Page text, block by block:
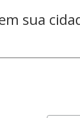
sua